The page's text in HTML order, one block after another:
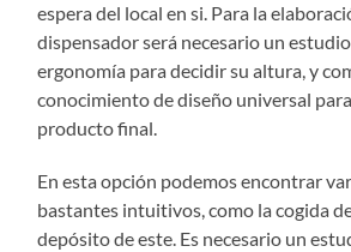
espera del local en si. Para la
dispensador será necesario un
ergonomía para decidir su altura, y
conocimiento de diseño universal
producto final.
En esta opción podemos encontrar
bastantes intuitivos, como la cogida
depósito de este. Es necesario un